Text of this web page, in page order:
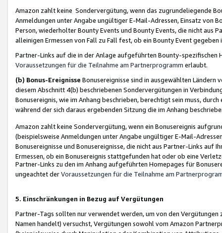
Amazon zahlt keine Sondervergütung, wenn das zugrundeliegende
Anmeldungen unter Angabe ungültiger E-Mail-Adressen, Einsatz von
Person, wiederholter Bounty Events und Bounty Events, die nicht
alleinigen Ermessen von Fall zu Fall fest, ob ein Bounty Event
Partner-Links auf die in der Anlage aufgeführten Bounty-spezifischen
Voraussetzungen für die Teilnahme am Partnerprogramm erlaubt.
(b) Bonus-Ereignisse Bonusereignisse sind in ausgewählten Ländern
diesem Abschnitt 4(b) beschriebenen Sondervergütungen in
Bonusereignis, wie im Anhang beschrieben, berechtigt sein muss,
während der sich daraus ergebenden Sitzung die im Anhang
Amazon zahlt keine Sondervergütung, wenn ein Bonusereignis
(beispielsweise Anmeldungen unter Angabe ungültiger E-Mail-
Bonusereignisse und Bonusereignisse, die nicht aus Partner-Links auf
Ermessen, ob ein Bonusereignis stattgefunden hat oder ob eine
Partner-Links zu den im Anhang aufgeführten Homepages für
ungeachtet derVoraussetzungen für die Teilnahme am
5. Einschränkungen in Bezug auf Vergütungen
Partner-Tags sollten nur verwendet werden, um von den
Namen handelt) versuchst, Vergütungen sowohl vom Amazon